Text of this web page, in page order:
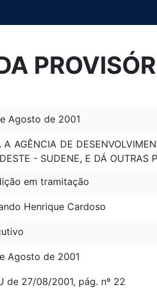
Agosto de 2001
A AGÊNCIA DE
- SUDENE, E DÁ OUTRAS
em tramitação
Henrique Cardoso
Agosto de 2001
de 27/08/2001, pág. nº 22